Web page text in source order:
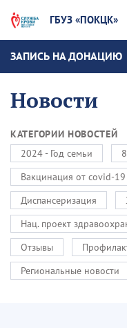
ГБУЗ «ПОКЦК»
ЗАПИСЬ НА ДОНАЦИЮ
Новости
КАТЕГОРИИ НОВОСТЕЙ
2024 - Год семьи
Вакцинация от covid-19
Диспансеризация
Нац. проект
Отзывы
Региональные новости